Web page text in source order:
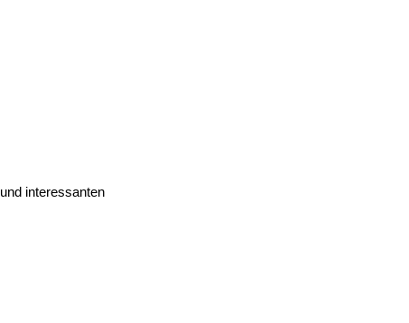
interessanten